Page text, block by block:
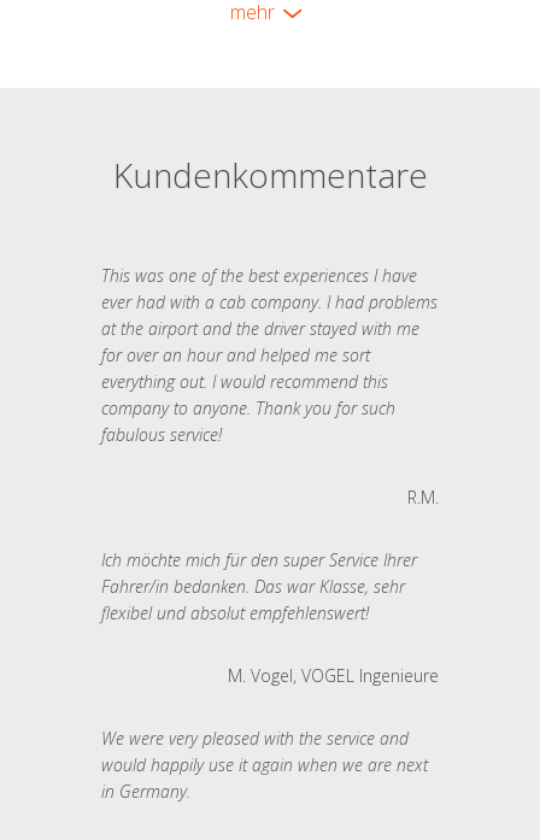
mehr
Kundenkommentare
This was one of the best experiences I have
ever had with a cab company. I had problems
at the airport and the driver stayed with me
for over an hour and helped me sort
everything out. I would recommend this
company to anyone. Thank you for such
fabulous service!
R.M.
Ich möchte mich für den super Service Ihrer
Fahrer/in bedanken. Das war Klasse, sehr
flexibel und absolut empfehlenswert!
M. Vogel, VOGEL Ingenieure
We were very pleased with the service and
would happily use it again when we are next
in Germany.